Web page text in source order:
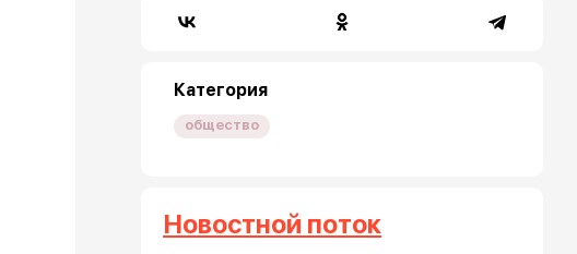
Категория
общество
Новостной поток